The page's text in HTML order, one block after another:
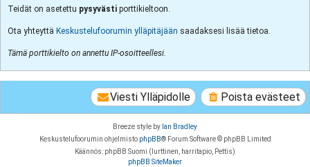
Teidät on asetettu pysyvästi porttikieltoon.
Ota yhteyttä Keskustelufoorumin ylläpitäjään saadaksesi lisää tietoa.
Tämä porttikielto on annettu IP-osoitteellesi.
Poista evästeet
Viesti Ylläpidolle
Breeze style by Ian Bradley
Keskustelufoorumin ohjelmisto phpBB® Forum Software © phpBB Limited
Käännös: phpBB Suomi (lurttinen, harritapio, Pettis)
phpBB SiteMaker